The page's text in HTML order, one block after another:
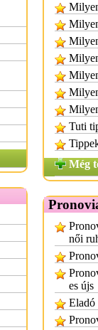
Tuti
Még
női
es újs
Eladó